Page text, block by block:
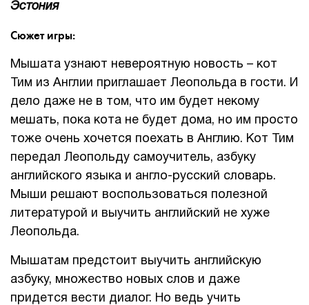
Эстония
Сюжет игры:
Мышата узнают невероятную новость – кот
Тим из Англии приглашает Леопольда в гости. И
дело даже не в том, что им будет некому
мешать, пока кота не будет дома, но им просто
тоже очень хочется поехать в Англию. Кот Тим
передал Леопольду самоучитель, азбуку
английского языка и англо-русский словарь.
Мыши решают воспользоваться полезной
литературой и выучить английский не хуже
Леопольда.
Мышатам предстоит выучить английскую
азбуку, множество новых слов и даже
придется вести диалог. Но ведь учить